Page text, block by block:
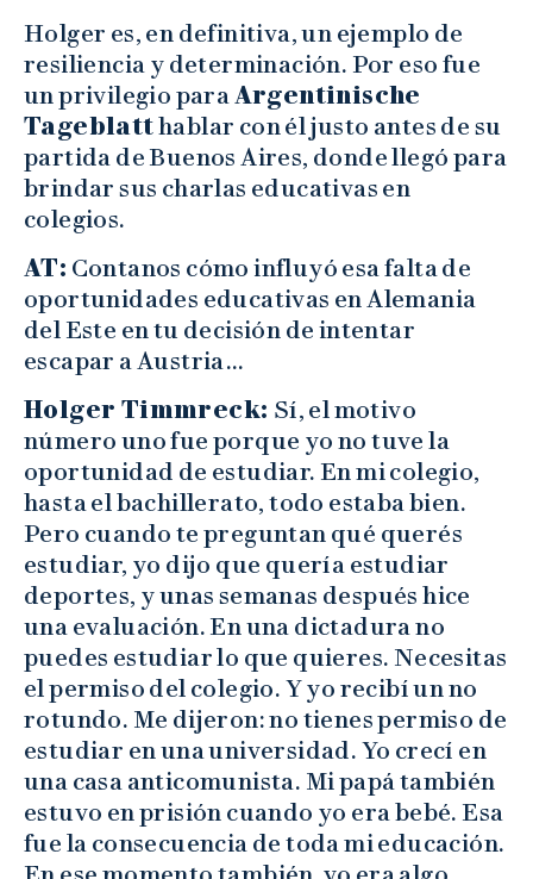
Holger es, en definitiva, un ejemplo de
resiliencia y determinación. Por eso fue
un privilegio paraArgentinische
Tageblatthablar con él justo antes de su
partida de Buenos Aires, donde llegó para
brindar sus charlas educativas en
colegios.
AT: Contanos cómo influyó esa falta de
oportunidades educativas en Alemania
del Este en tu decisión de intentar
escapar a Austria…
Holger Timmreck: Sí, el motivo
número uno fue porque yo no tuve la
oportunidad de estudiar. En mi colegio,
hasta el bachillerato, todo estaba bien.
Pero cuando te preguntan qué querés
estudiar, yo dijo que quería estudiar
deportes, y unas semanas después hice
una evaluación. En una dictadura no
puedes estudiar lo que quieres. Necesitas
el permiso del colegio. Y yo recibí un no
rotundo. Me dijeron: no tienes permiso de
estudiar en una universidad. Yo crecí en
una casa anticomunista. Mi papá también
estuvo en prisión cuando yo era bebé. Esa
fue la consecuencia de toda mi educación.